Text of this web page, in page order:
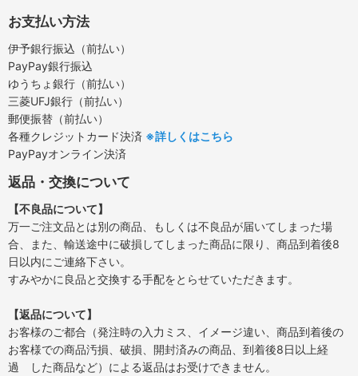
お支払い方法
伊予銀行振込（前払い）
PayPay銀行振込
ゆうちょ銀行（前払い）
三菱UFJ銀行（前払い）
郵便振替（前払い）
各種クレジットカード決済 ※詳しくはこちら
PayPayオンライン決済
返品・交換について
【不良品について】
万一ご注文品とは別の商品、もしくは不良品が届いてしまった場
合、また、輸送途中に破損してしまった商品に限り、商品到着後8
日以内にご連絡下さい。
すみやかに良品と交換する手配をとらせていただきます。
【返品について】
お客様のご都合（発注時の入力ミス、イメージ違い、商品到着後の
お客様での商品汚損、破損、開封済みの商品、到着後8日以上経
過 した商品など）による返品はお受けできません。